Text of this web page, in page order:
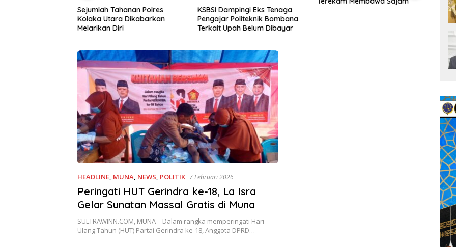
Sejumlah Tahanan Polres
Kolaka Utara Dikabarkan
Melarikan Diri
KSBSI Dampingi Eks Tenaga
Pengajar Politeknik Bombana
Terkait Upah Belum Dibayar
HEADLINE, MUNA, NEWS, POLITIK 7 Februari 2026
Peringati HUT Gerindra ke-18, La Isra
Gelar Sunatan Massal Gratis di Muna
SULTRAWINN.COM, MUNA – Dalam rangka memperingati Hari
Ulang Tahun (HUT) Partai Gerindra ke-18, Anggota DPRD…